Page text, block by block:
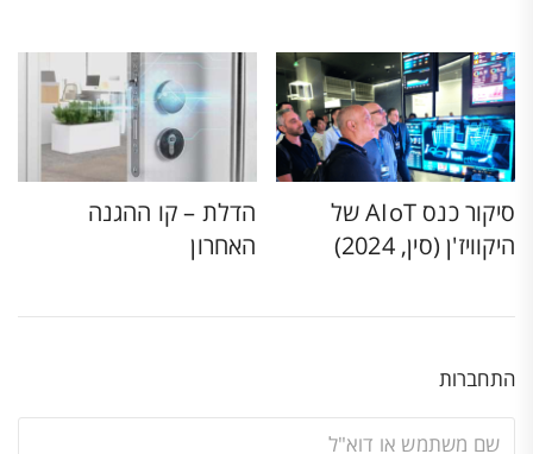
סיקור כנס AIoT של
היקוויז'ן (סין, 2024)
הדלת – קו ההגנה
האחרון
התחברות